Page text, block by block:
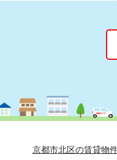
京都市北区の賃貸物